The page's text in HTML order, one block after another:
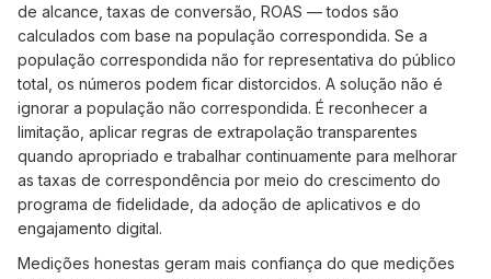
de alcance, taxas de conversão, ROAS — todos são
calculados com base na população correspondida. Se a
população correspondida não for representativa do público
total, os números podem ficar distorcidos. A solução não é
ignorar a população não correspondida. É reconhecer a
limitação, aplicar regras de extrapolação transparentes
quando apropriado e trabalhar continuamente para melhorar
as taxas de correspondência por meio do crescimento do
programa de fidelidade, da adoção de aplicativos e do
engajamento digital.
Medições honestas geram mais confiança do que medições